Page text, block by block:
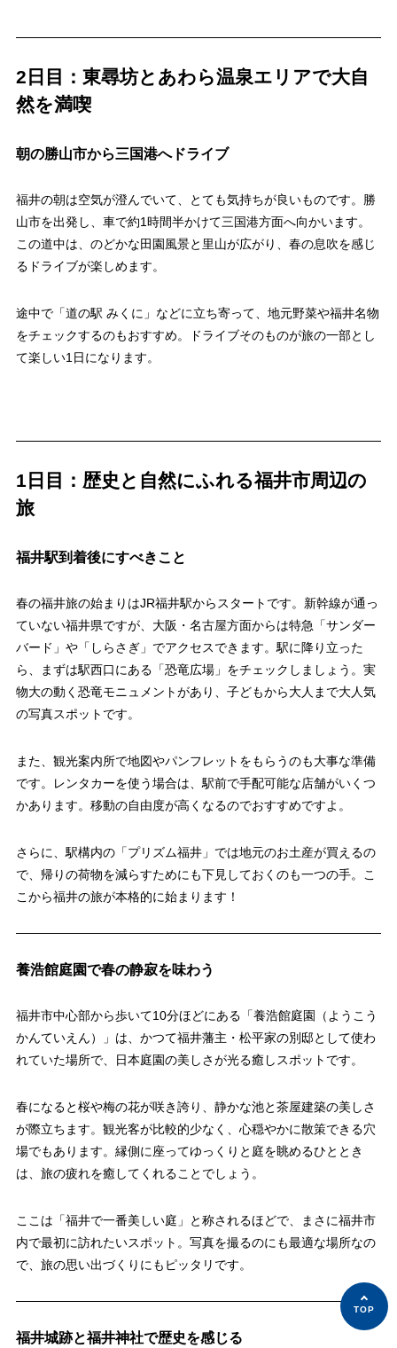
2日目：東尋坊とあわら温泉エリアで大自
然を満喫
朝の勝山市から三国港へドライブ
福井の朝は空気が澄んでいて、とても気持ちが良いものです。勝
山市を出発し、車で約1時間半かけて三国港方面へ向かいます。
この道中は、のどかな田園風景と里山が広がり、春の息吹を感じ
るドライブが楽しめます。
途中で「道の駅 みくに」などに立ち寄って、地元野菜や福井名物
をチェックするのもおすすめ。ドライブそのものが旅の一部とし
て楽しい1日になります。
1日目：歴史と自然にふれる福井市周辺の
旅
福井駅到着後にすべきこと
春の福井旅の始まりはJR福井駅からスタートです。新幹線が通っ
ていない福井県ですが、大阪・名古屋方面からは特急「サンダー
バード」や「しらさぎ」でアクセスできます。駅に降り立った
ら、まずは駅西口にある「恐竜広場」をチェックしましょう。実
物大の動く恐竜モニュメントがあり、子どもから大人まで大人気
の写真スポットです。
また、観光案内所で地図やパンフレットをもらうのも大事な準備
です。レンタカーを使う場合は、駅前で手配可能な店舗がいくつ
かあります。移動の自由度が高くなるのでおすすめですよ。
さらに、駅構内の「プリズム福井」では地元のお土産が買えるの
で、帰りの荷物を減らすためにも下見しておくのも一つの手。こ
こから福井の旅が本格的に始まります！
養浩館庭園で春の静寂を味わう
福井市中心部から歩いて10分ほどにある「養浩館庭園（ようこう
かんていえん）」は、かつて福井藩主・松平家の別邸として使わ
れていた場所で、日本庭園の美しさが光る癒しスポットです。
春になると桜や梅の花が咲き誇り、静かな池と茶屋建築の美しさ
が際立ちます。観光客が比較的少なく、心穏やかに散策できる穴
場でもあります。縁側に座ってゆっくりと庭を眺めるひととき
は、旅の疲れを癒してくれることでしょう。
ここは「福井で一番美しい庭」と称されるほどで、まさに福井市
内で最初に訪れたいスポット。写真を撮るのにも最適な場所なの
で、旅の思い出づくりにもピッタリです。
福井城跡と福井神社で歴史を感じる